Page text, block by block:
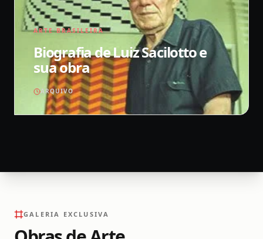
ARTE BRASILEIRA
Biografia de Luiz Sacilotto e
sua obra
ARQUIVO
GALERIA EXCLUSIVA